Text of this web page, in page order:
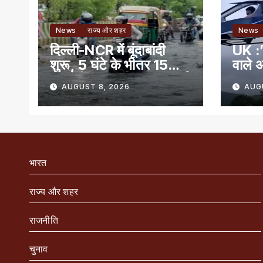
News राज्य और शहर
दिल्ली-NCR में बूंदाबांदी
शुरू, 5 घंटे के भीतर 15
राज्यों में भारी बारिश का अलर्ट
AUGUST 8, 2026
News
UK
वाले
भारत
राज्य और शहर
राजनीति
चुनाव